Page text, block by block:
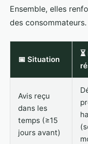
Ensemble, elles
des consommateurs.
📅 Situation
Avis reçu
dans les
temps (≥15
jours avant)